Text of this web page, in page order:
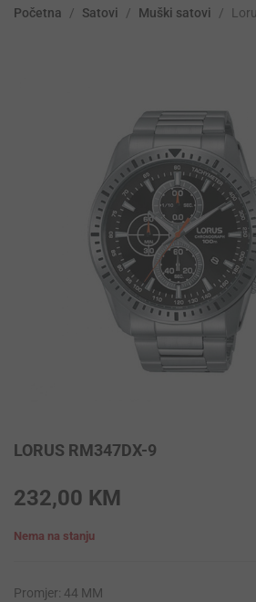
Početna / Satovi / Muški satovi /
LORUS RM347DX-9
232,00 KM
Nema na stanju
Promjer: 44 MM